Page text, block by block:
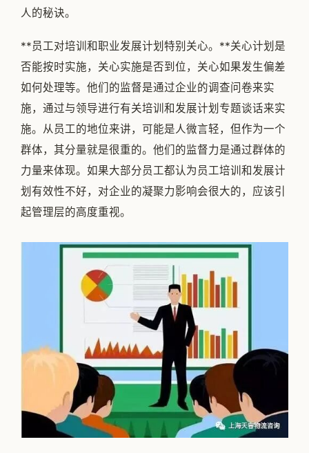
人的秘诀。
**员工对培训和职业发展计划特别关心。**关心计划是
否能按时实施，关心实施是否到位，关心如果发生偏差
如何处理等。他们的监督是通过企业的调查问卷来实
施，通过与领导进行有关培训和发展计划专题谈话来实
施。从员工的地位来讲，可能是人微言轻，但作为一个
群体，其分量就是很重的。他们的监督力是通过群体的
力量来体现。如果大部分员工都认为员工培训和发展计
划有效性不好，对企业的凝聚力影响会很大的，应该引
起管理层的高度重视。